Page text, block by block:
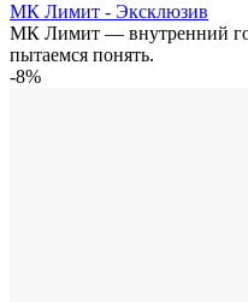
МК Лимит - Эксклюзив
МК Лимит — внутренний
пытаемся понять.
-8%